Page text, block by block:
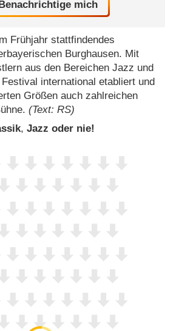
mich
Frühjahr stattfindendes
Burghausen. Mit
aus den Bereichen Jazz und
international etabliert und
Größen auch zahlreichen
(Text: RS)
, Jazz oder nie!